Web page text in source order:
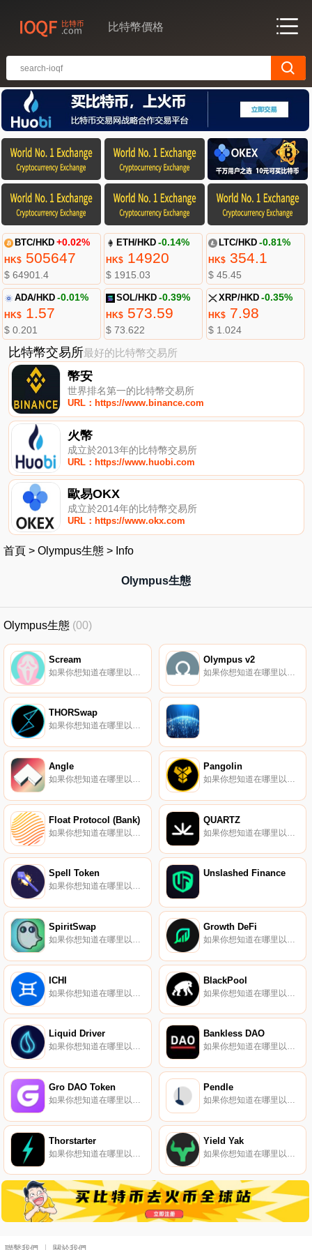
比特幣價格
BTC/HKD +0.02%
HK$505647
$ 64901.4
ETH/HKD -0.14%
HK$ 14920
$ 1915.03
LTC/HKD -0.81%
HK$354.1
$ 45.45
ADA/HKD -0.01%
HK$1.57
$ 0.201
SOL/HKD -0.39%
HK$ 573.59
$ 73.622
XRP/HKD -0.35%
HK$7.98
$ 1.024
比特幣交易所最好的比特幣交易所
幣安
世界排名第一的比特幣交易所
URL：https://www.binance.com
火幣
成立於2013年的比特幣交易所
URL：https://www.huobi.com
歐易OKX
成立於2014年的比特幣交易所
URL：https://www.okx.com
首頁 > Olympus生態 > Info
Olympus生態
Olympus生態 (00)
Scream Olympus v2
THORSwap
如果你想知道在哪里以當前價格購買THORSwap,目前交易{THORSwap]股票的頂級加密貨幣交易所是CoinEx、SushiSwap和THORChain。您可以在我們的加密貨幣交易所頁面上找到其他列表.
Angle
如果你想知道在哪里以當前價格購買Angle,目前交易{Angle]股票的頂級加密貨幣交易所是BTCEX、Gate.io、CoinEx和SushiSwap。您可以在我們的加密貨幣交易所頁面上找到其他列表。ANGLE代幣賦予了在AngleDAO內參與治理投票的權利.
Pangolin
如果你想知道在哪里以當前價格購買Pangolin,目前交易{Pangolin]股票的頂級加密貨幣交易所是Gate.io、XT.COM、MEXC、Coinbase Exchange和Bitfinex。您可以在我們的加密貨幣交易所頁面上找到其他列表.
Float Protocol (Bank) QUARTZ
Spell Token
如果你想知道在哪里以當前價格購買Spell Token,目前交易{Spell Token]股票的頂級加密貨幣交易所是Binance、OKX、Bitrue、BySPELLt和Bitget。您可以在我們的加密貨幣交易所頁面上找到其他列表.
Unslashed Finance
SpiritSwap
如果你想知道在哪里以當前價格購買SpiritSwap,目前交易{SpiritSwap]股票的頂級加密貨幣交易所是Gate.io、MEXC、CoinEx、Poloniex和SpookySwap。您可以在我們的加密貨幣交易所頁面上找到其他列表.
Growth DeFi
如果你想知道在哪里以當前價格購買Growth DeFi,目前交易{Growth DeFi]股票的頂級加密貨幣交易所是PancakeSwap（V2）。您可以在我們的加密貨幣交易所頁面上找到其他列表.
ICHI BlackPool
Liquid Driver
如果你想知道在哪里以當前價格購買Liquid Driver,目前交易{Liquid Driver]股票的頂級加密貨幣交易所是Poloniex、SpookySwap、Equalizer、Beethoven X（Fantom）和WigoSwap。您可以在我們的加密貨幣交易所頁面上找到其他列表.
Bankless DAO
如果你想知道在哪里以當前價格購買Bankless DAO,目前交易{Bankless DAO]股票的頂級加密貨幣交易所是CoinW、Uniswap（V3）、Uniswap（V2）、Balancer（V2）和SushiSwap。您可以在我們的加密貨幣交易所頁面上找到其他列表.
Gro DAO Token
如果你想知道在哪里以當前價格購買Gro DAO Token,目前交易{Gro DAO Token]股票的頂級加密貨幣交易所是Uniswap（V2）。您可以在我們的加密貨幣交易所頁面上找到其他列表。Gro是一個收益優化器,通過風險轉移實現杠桿作用和保護.
Pendle
如果你想知道在哪里以當前價格購買Pendle,目前交易{Pendle]股票的頂級加密貨幣交易所是BingX、Gate.io、MEXC、Crypto.com Exchange和CoinEx。您可以在我們的加密貨幣交易所頁面上找到其他列表。Pendle是一種能夠實現未來收益的標記化和交易的協議.
Thorstarter Yield Yak